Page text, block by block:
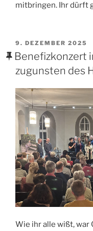
mitbringen. Ihr dürft
VERÖFFENTLICHT
AM
9. DEZEMBER 2025
Benefizkonzert
zugunsten des
Wie ihr alle wißt,